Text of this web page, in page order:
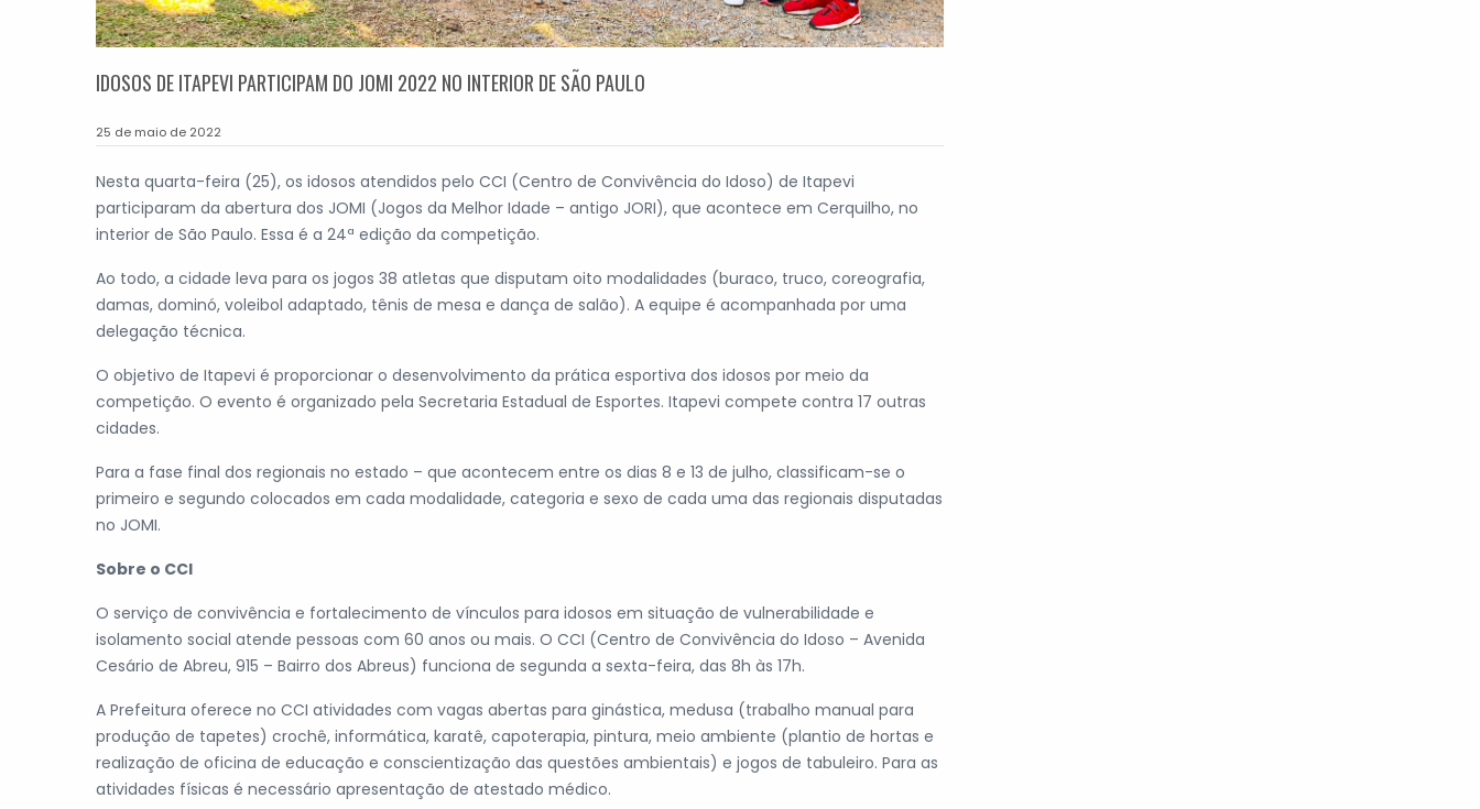
IDOSOS DE ITAPEVI PARTICIPAM DO JOMI 2022 NO INTERIOR DE SÃO PAULO
25 de maio de 2022
Nesta quarta-feira (25), os idosos atendidos pelo CCI (Centro de Convivência do Idoso) de Itapevi
participaram da abertura dos JOMI (Jogos da Melhor Idade – antigo JORI), que acontece em Cerquilho, no
interior de São Paulo. Essa é a 24ª edição da competição.
Ao todo, a cidade leva para os jogos 38 atletas que disputam oito modalidades (buraco, truco, coreografia,
damas, dominó, voleibol adaptado, tênis de mesa e dança de salão). A equipe é acompanhada por uma
delegação técnica.
O objetivo de Itapevi é proporcionar o desenvolvimento da prática esportiva dos idosos por meio da
competição. O evento é organizado pela Secretaria Estadual de Esportes. Itapevi compete contra 17 outras
cidades.
Para a fase final dos regionais no estado – que acontecem entre os dias 8 e 13 de julho, classificam-se o
primeiro e segundo colocados em cada modalidade, categoria e sexo de cada uma das regionais disputadas
no JOMI.
Sobre o CCI
O serviço de convivência e fortalecimento de vínculos para idosos em situação de vulnerabilidade e
isolamento social atende pessoas com 60 anos ou mais. O CCI (Centro de Convivência do Idoso – Avenida
Cesário de Abreu, 915 – Bairro dos Abreus) funciona de segunda a sexta-feira, das 8h às 17h.
A Prefeitura oferece no CCI atividades com vagas abertas para ginástica, medusa (trabalho manual para
produção de tapetes) crochê, informática, karatê, capoterapia, pintura, meio ambiente (plantio de hortas e
realização de oficina de educação e conscientização das questões ambientais) e jogos de tabuleiro. Para as
atividades físicas é necessário apresentação de atestado médico.